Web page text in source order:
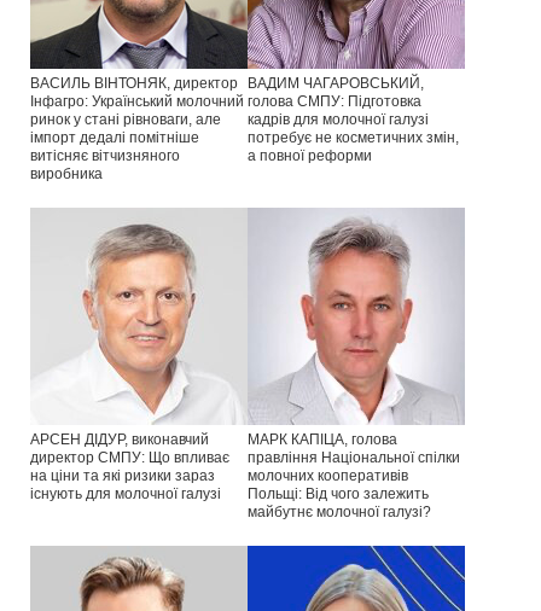
ВАСИЛЬ ВІНТОНЯК, директор
Інфагро: Український молочний
ринок у стані рівноваги, але
імпорт дедалі помітніше
витісняє вітчизняного
виробника
ВАДИМ ЧАГАРОВСЬКИЙ,
голова СМПУ: Підготовка
кадрів для молочної галузі
потребує не косметичних змін,
а повної реформи
АРСЕН ДІДУР, виконавчий
директор СМПУ: Що впливає
на ціни та які ризики зараз
існують для молочної галузі
МАРК КАПІЦА, голова
правління Національної спілки
молочних кооперативів
Польщі: Від чого залежить
майбутнє молочної галузі?